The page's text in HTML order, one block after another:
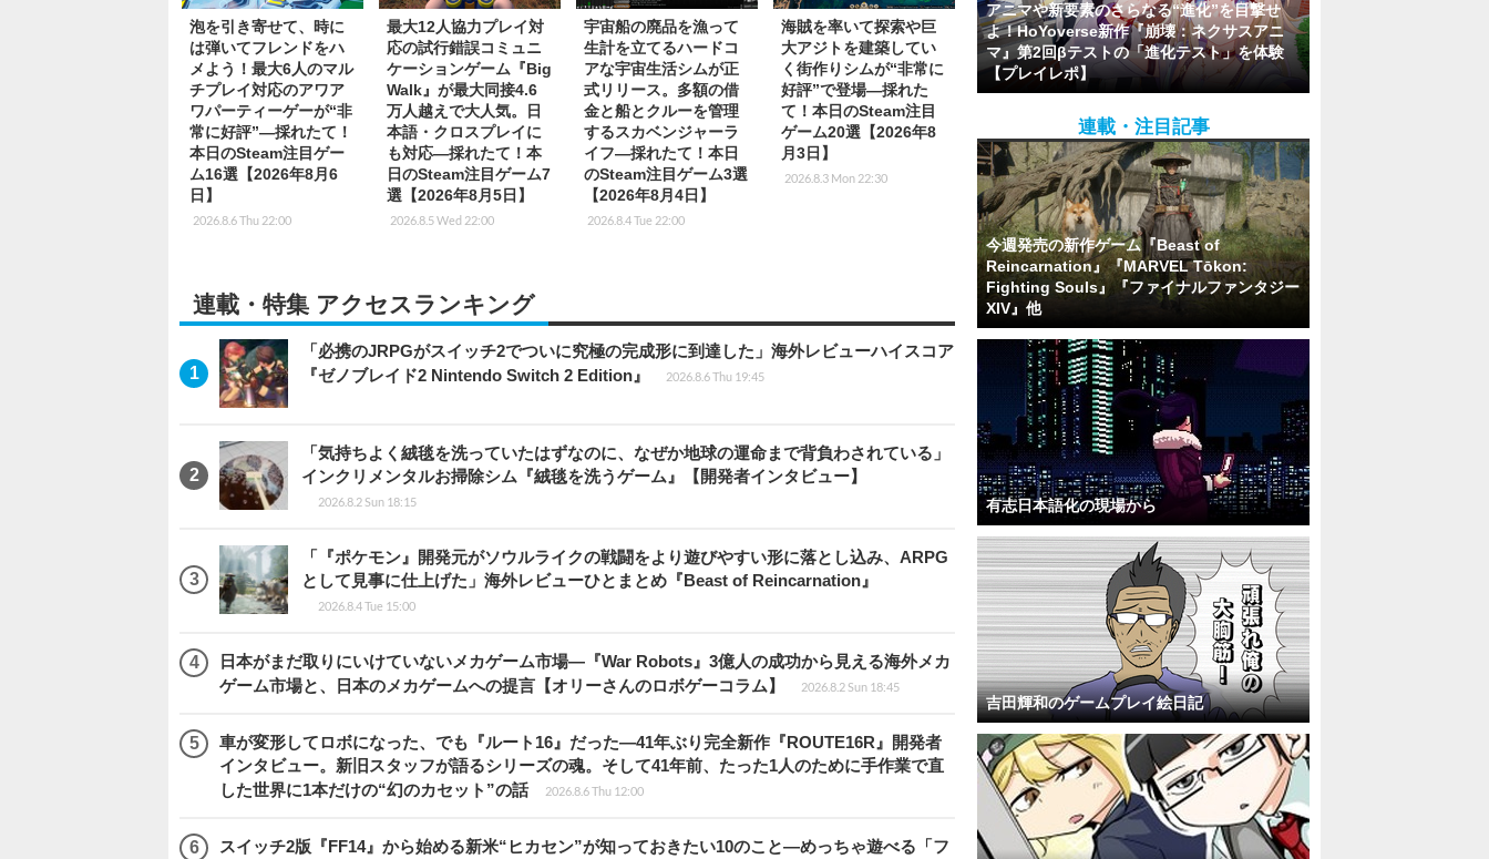
泡を引き寄せて、時に
は弾いてフレンドをハ
メよう！最大6人のマル
チプレイ対応のアワア
ワパーティーゲーが“非
常に好評”―採れたて！
本日のSteam注目ゲー
ム16選【2026年8月6
日】
2026.8.6 Thu 22:00
最大12人協力プレイ対
応の試行錯誤コミュニ
ケーションゲーム『Big
Walk』が最大同接4.6
万人越えで大人気。日
本語・クロスプレイに
も対応―採れたて！本
日のSteam注目ゲーム7
選【2026年8月5日】
2026.8.5 Wed 22:00
宇宙船の廃品を漁って
生計を立てるハードコ
アな宇宙生活シムが正
式リリース。多額の借
金と船とクルーを管理
するスカベンジャーラ
イフ―採れたて！本日
のSteam注目ゲーム3選
【2026年8月4日】
2026.8.4 Tue 22:00
海賊を率いて探索や巨
大アジトを建築してい
く街作りシムが“非常に
好評”で登場―採れた
て！本日のSteam注目
ゲーム20選【2026年8
月3日】
2026.8.3 Mon 22:30
連載・特集 アクセスランキング
「必携のJRPGがスイッチ2でついに究極の完成形に到達した」海外レビューハイスコア
『ゼノブレイド2 Nintendo Switch 2 Edition』
2026.8.6 Thu 19:45
「気持ちよく絨毯を洗っていたはずなのに、なぜか地球の運命まで背負わされている」
インクリメンタルお掃除シム『絨毯を洗うゲーム』【開発者インタビュー】
2026.8.2 Sun 18:15
「『ポケモン』開発元がソウルライクの戦闘をより遊びやすい形に落とし込み、ARPG
として見事に仕上げた」海外レビューひとまとめ『Beast of Reincarnation』
2026.8.4 Tue 15:00
日本がまだ取りにいけていないメカゲーム市場―『War Robots』3億人の成功から見える海外メカ
ゲーム市場と、日本のメカゲームへの提言【オリーさんのロボゲーコラム】
2026.8.2 Sun 18:45
車が変形してロボになった、でも『ルート16』だった―41年ぶり完全新作『ROUTE16R』開発者
インタビュー。新旧スタッフが語るシリーズの魂。そして41年前、たった1人のために手作業で直
した世界に1本だけの“幻のカセット”の話
2026.8.6 Thu 12:00
スイッチ2版『FF14』から始める新米“ヒカセン”が知っておきたい10のこと―めっちゃ遊べる「フ
アニマや新要素のさらなる“進化”を目撃せ
よ！HoYoverse新作『崩壊：ネクサスアニ
マ』第2回βテストの「進化テスト」を体験
【プレイレポ】
連載・注目記事
今週発売の新作ゲーム『Beast of
Reincarnation』『MARVEL Tōkon:
Fighting Souls』『ファイナルファンタジー
XIV』他
有志日本語化の現場から
吉田輝和のゲームプレイ絵日記